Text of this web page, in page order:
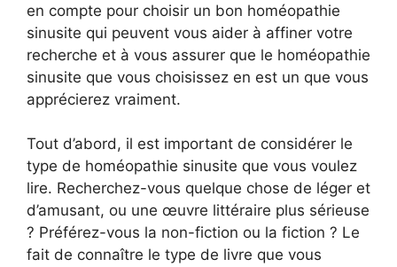
en compte pour choisir un bon homéopathie
sinusite qui peuvent vous aider à affiner votre
recherche et à vous assurer que le homéopathie
sinusite que vous choisissez en est un que vous
apprécierez vraiment.
Tout d’abord, il est important de considérer le
type de homéopathie sinusite que vous voulez
lire. Recherchez-vous quelque chose de léger et
d’amusant, ou une œuvre littéraire plus sérieuse
? Préférez-vous la non-fiction ou la fiction ? Le
fait de connaître le type de livre que vous